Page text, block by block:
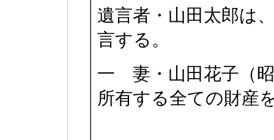
遺言者・山田太郎は
言する。
一 妻・山田花子（
所有する全ての財産